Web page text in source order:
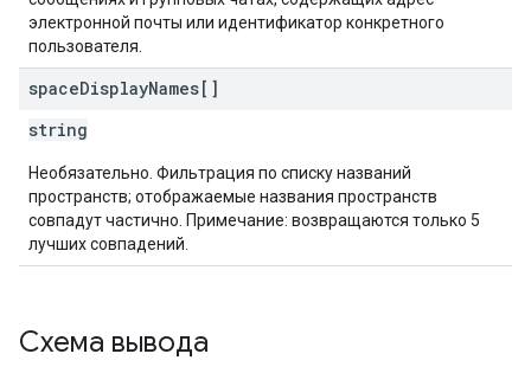
электронной почты или идентификатор конкретного
пользователя.
spaceDisplayNames[]
string
Необязательно. Фильтрация по списку названий
пространств; отображаемые названия пространств
совпадут частично. Примечание: возвращаются только 5
лучших совпадений.
Схема вывода